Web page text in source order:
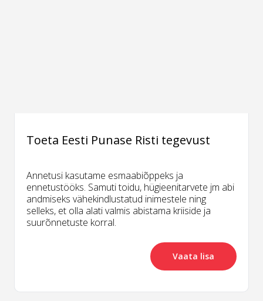
Toeta Eesti Punase Risti tegevust
Annetusi kasutame esmaabiõppeks ja
ennetustööks. Samuti toidu, hügieenitarvete jm abi
andmiseks vähekindlustatud inimestele ning
selleks, et olla alati valmis abistama kriiside ja
suurõnnetuste korral.
Vaata lisa